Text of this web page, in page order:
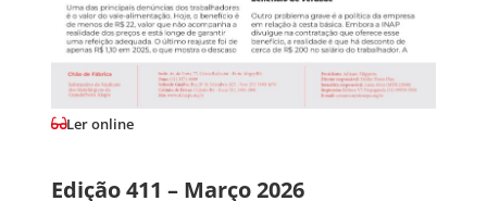
Ler online
Edição 411 – Março 2026